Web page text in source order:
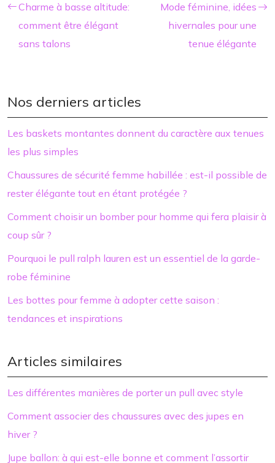
Charme à basse altitude:
comment être élégant
sans talons
Mode féminine, idées
hivernales pour une
tenue élégante
Nos derniers articles
Les baskets montantes donnent du caractère aux tenues
les plus simples
Chaussures de sécurité femme habillée : est-il possible de
rester élégante tout en étant protégée ?
Comment choisir un bomber pour homme qui fera plaisir à
coup sûr ?
Pourquoi le pull ralph lauren est un essentiel de la garde-
robe féminine
Les bottes pour femme à adopter cette saison :
tendances et inspirations
Articles similaires
Les différentes manières de porter un pull avec style
Comment associer des chaussures avec des jupes en
hiver ?
Jupe ballon: à qui est-elle bonne et comment l’assortir